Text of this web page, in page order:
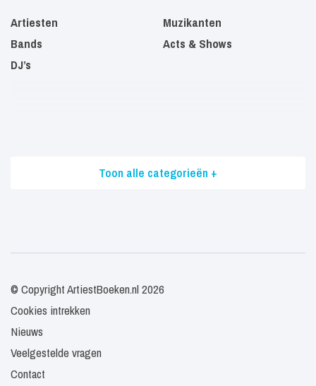
Artiesten
Bands
DJ’s
Muzikanten
Acts & Shows
Toon alle categorieën +
© Copyright ArtiestBoeken.nl 2026
Cookies intrekken
Nieuws
Veelgestelde vragen
Contact